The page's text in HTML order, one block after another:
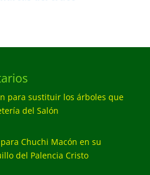
para sustituir los árboles que
del Salón
Chuchi Macón en su
del Palencia Cristo